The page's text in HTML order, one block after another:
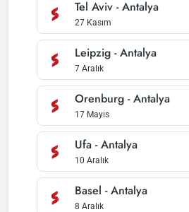
Tel Aviv -Antalya
27 Kasım
Leipzig -Antalya
7 Aralık
Orenburg -Antalya
17 Mayıs
Ufa -Antalya
10 Aralık
Basel -Antalya
8 Aralık